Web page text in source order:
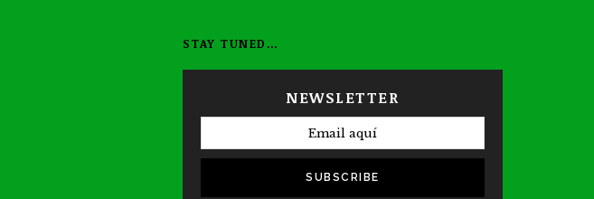
STAY TUNED…
NEWSLETTER
SUBSCRIBE